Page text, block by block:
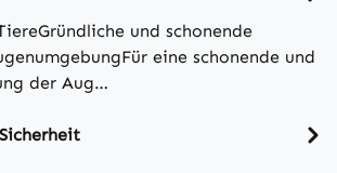
und schonende
eine schonende und
der Aug…